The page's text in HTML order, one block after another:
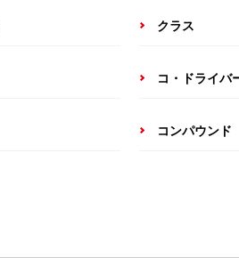
クラス
コ・ドライバ
コンパウンド